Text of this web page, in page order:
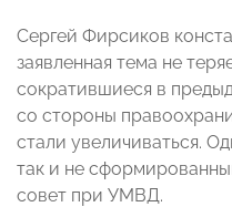
Сергей Фирсиков
заявленная тема не
сократившиеся в
со стороны
стали увеличиваться.
так и не
совет при УМВД.